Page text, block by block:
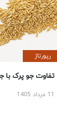
رپورتاژ
تفاوت جو پرک با